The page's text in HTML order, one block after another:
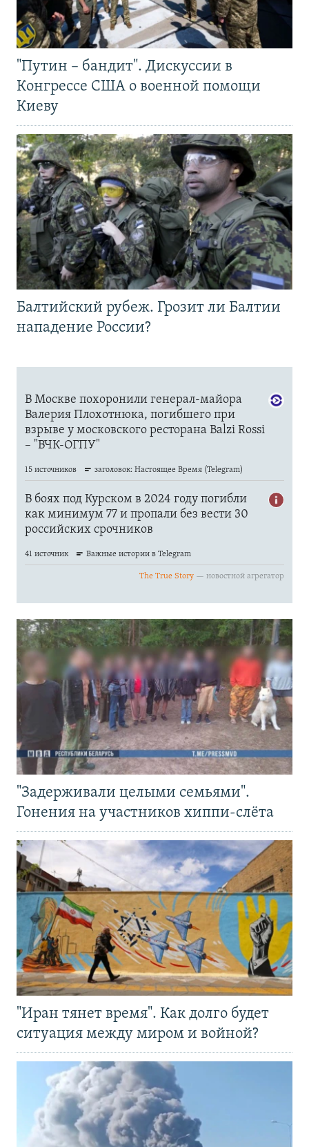
"Путин – бандит". Дискуссии в
Конгрессе США о военной помощи
Киеву
Балтийский рубеж. Грозит ли Балтии
нападение России?
"Задерживали целыми семьями".
Гонения на участников хиппи-слёта
"Иран тянет время". Как долго будет
ситуация между миром и войной?